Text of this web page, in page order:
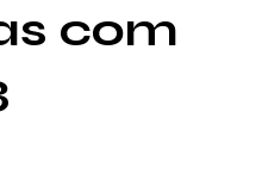
com